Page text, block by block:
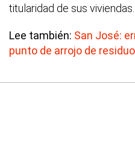
titularidad de sus viviendas.
Lee también: San José:
punto de arrojo de